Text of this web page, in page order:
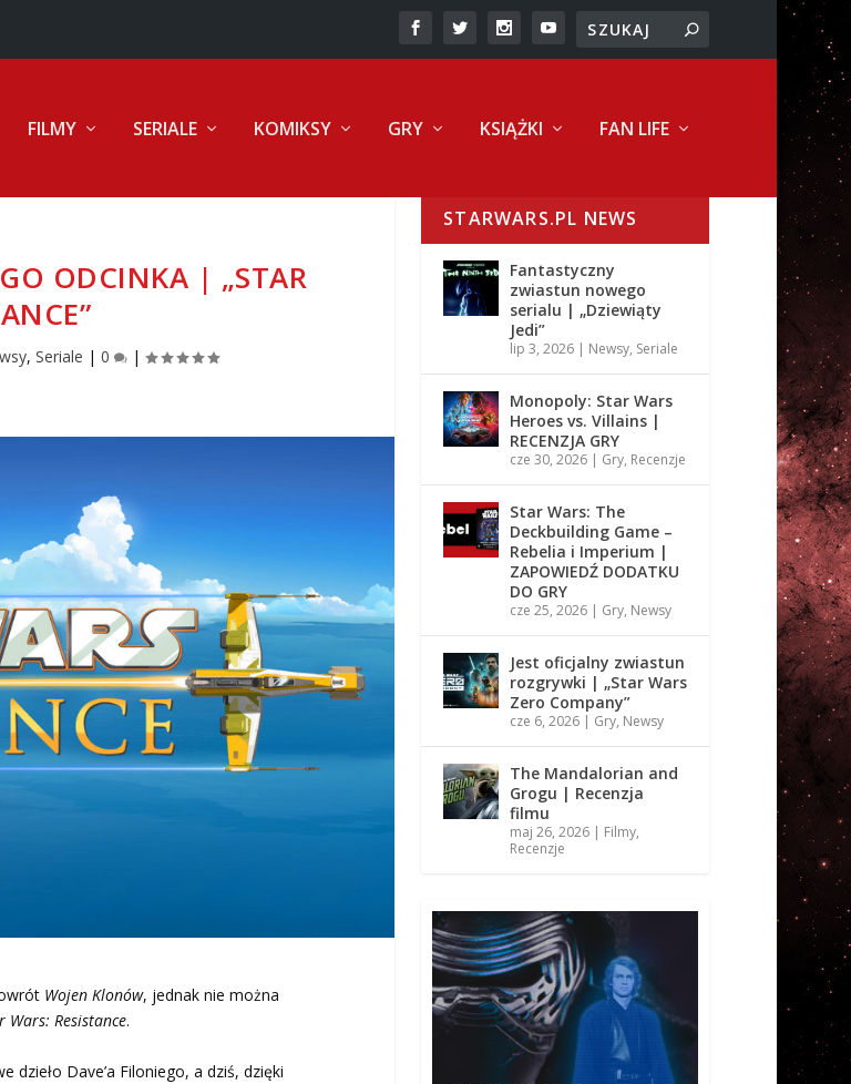
FILMY SERIALE KOMIKSY GRY KSIĄŻKI FAN LIFE
ODCINKA | „STAR
, Seriale | 0 |
Wojen Klonów, jednak nie można
Wars: Resistance.
Dave’a Filoniego, a dziś, dzięki
STARWARS.PL NEWS
Fantastyczny
zwiastun nowego
serialu | „Dziewiąty
Jedi”
lip 3, 2026 | Newsy, Seriale
Monopoly: Star Wars
Heroes vs. Villains |
RECENZJA GRY
cze 30, 2026 | Gry, Recenzje
Star Wars: The
Deckbuilding Game –
Rebelia i Imperium |
ZAPOWIEDŹ DODATKU
DO GRY
cze 25, 2026 | Gry, Newsy
Jest oficjalny zwiastun
rozgrywki | „Star Wars
Zero Company”
cze 6, 2026 | Gry, Newsy
The Mandalorian and
Grogu | Recenzja
filmu
maj 26, 2026 | Filmy,
Recenzje